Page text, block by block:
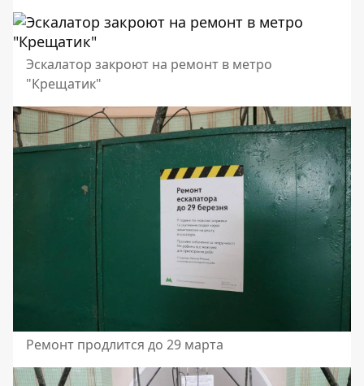
Эскалатор закроют на ремонт в метро
"Крещатик"
Ремонт продлится до 29 марта